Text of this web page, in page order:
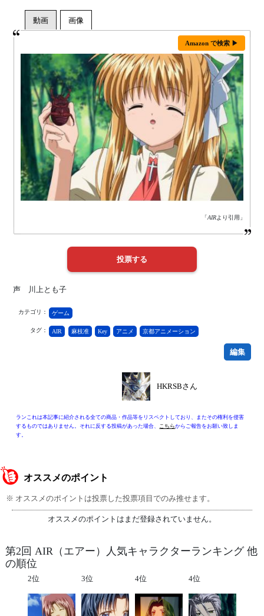
Amazon で検索 ▶
「AIRより引用」
声 川上とも子
カテゴリ： ゲーム
タグ： AIR 麻枝准 Key アニメ 京都アニメーション
編集
HKRSBさん
ランこれは本記事に紹介される全ての商品・作品等をリスペクトしており、またその権利を侵害
するものではありません。それに反する投稿があった場合、 こちらからご報告をお願い致しま
す。
オススメのポイント
※ オススメのポイントは投票した投票項目でのみ推せます。
オススメのポイントはまだ登録されていません。
第2回 AIR（エアー）人気キャラクターランキング 他
の順位
2位 3位 4位 4位